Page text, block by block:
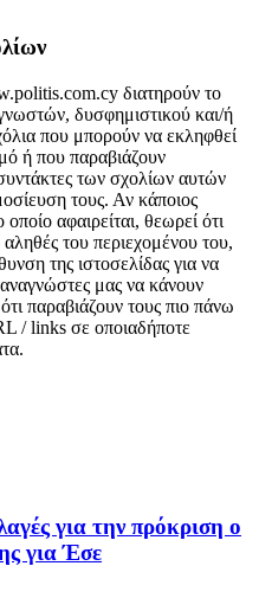
διατηρούν το
δυσφημιστικού και/ή
που μπορούν να εκληφθεί
ή που παραβιάζουν
των σχολίων αυτών
τους. Αν κάποιος
αφαιρείται, θεωρεί ότι
αληθές του περιεχομένου του,
της ιστοσελίδας για να
μας να κάνουν
παραβιάζουν τους πιο πάνω
/ links σε οποιαδήποτε
για την πρόκριση ο
για Έσε